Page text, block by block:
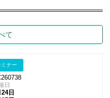
て
ミナー
日
日